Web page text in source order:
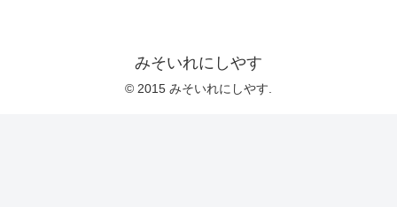
みそいれにしやす
© 2015 みそいれにしやす.